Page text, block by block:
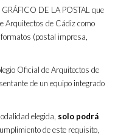
DE LA POSTAL que
Arquitectos de Cádiz como
(postal impresa,
Oficial de Arquitectos de
de un equipo integrado
elegida, solo podrá
de este requisito,